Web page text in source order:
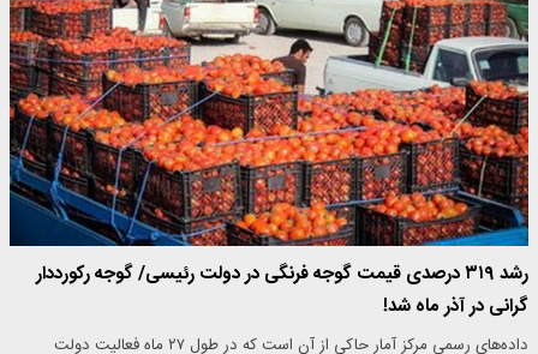
رشد ۳۱۹ درصدی قیمت گوجه فرنگی در دولت رئیسی/ گوجه رکورددار
گرانی در آذر ماه شد!
داده‌های رسمی مرکز آمار حاکی از آن است که در طول ۲۷ ماه فعالیت دولت